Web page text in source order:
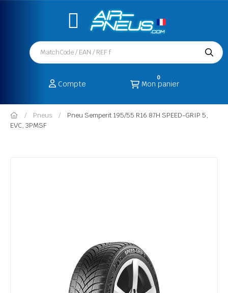
Compte Mon panier
0
Pneus
Pneu Semperit 195/55 R16 87H SPEED-GRIP 5,
EVC, 3PMSF